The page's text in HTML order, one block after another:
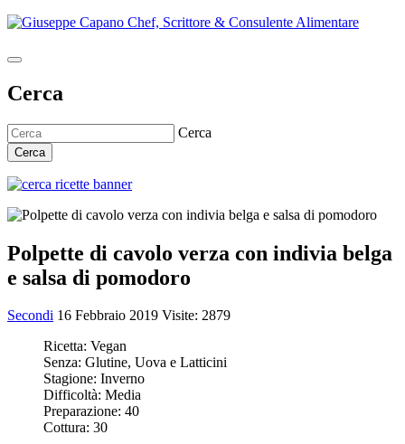
Cerca
Cerca
Cerca
Polpette di cavolo verza con indivia belga
e salsa di pomodoro
Secondi 16 Febbraio 2019 Visite: 2879
Ricetta: Vegan
Senza: Glutine, Uova e Latticini
Stagione: Inverno
Difficoltà: Media
Preparazione: 40
Cottura: 30